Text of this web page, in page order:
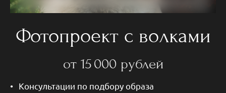
Фотопроект с волками
от 15 000 рублей
Консультации по подбору образа